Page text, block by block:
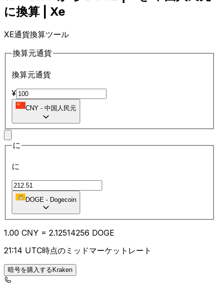
に換算 | Xe
XE通貨換算ツール
換算元通貨
換算元通貨
¥
CNY - 中国人民元
に
に
DOGE - Dogecoin
1.00 CNY = 2.12514256 DOGE
21:14 UTC時点のミッドマーケットレート
暗号を購入するKraken